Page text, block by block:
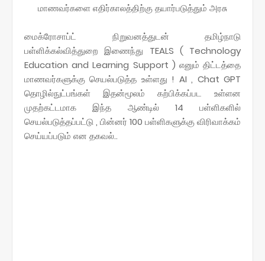
மாணவர்களை எதிர்காலத்திற்கு தயார்படுத்தும் அரசு
மைக்ரோசாப்ட் நிறுவனத்துடன் தமிழ்நாடு
பள்ளிக்கல்வித்துறை இணைந்து TEALS ( Technology
Education and Learning Support ) எனும் திட்டத்தை
மாணவர்களுக்கு செயல்படுத்த உள்ளது ! AI , Chat GPT
தொழில்நுட்பங்கள் இதன்மூலம் கற்பிக்கப்பட உள்ளன
முதற்கட்டமாக இந்த ஆண்டில் 14 பள்ளிகளில்
செயல்படுத்தப்பட்டு , பின்னர் 100 பள்ளிகளுக்கு விரிவாக்கம்
செய்யப்படும் என தகவல்..